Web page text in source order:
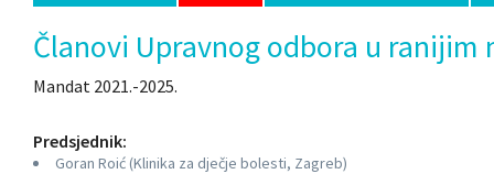
Članovi Upravnog odbora u ranijim
Mandat 2021.-2025.
Predsjednik:
Goran Roić (Klinika za dječje bolesti, Zagreb)